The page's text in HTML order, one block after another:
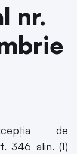
nr.
de
346 alin. (1)